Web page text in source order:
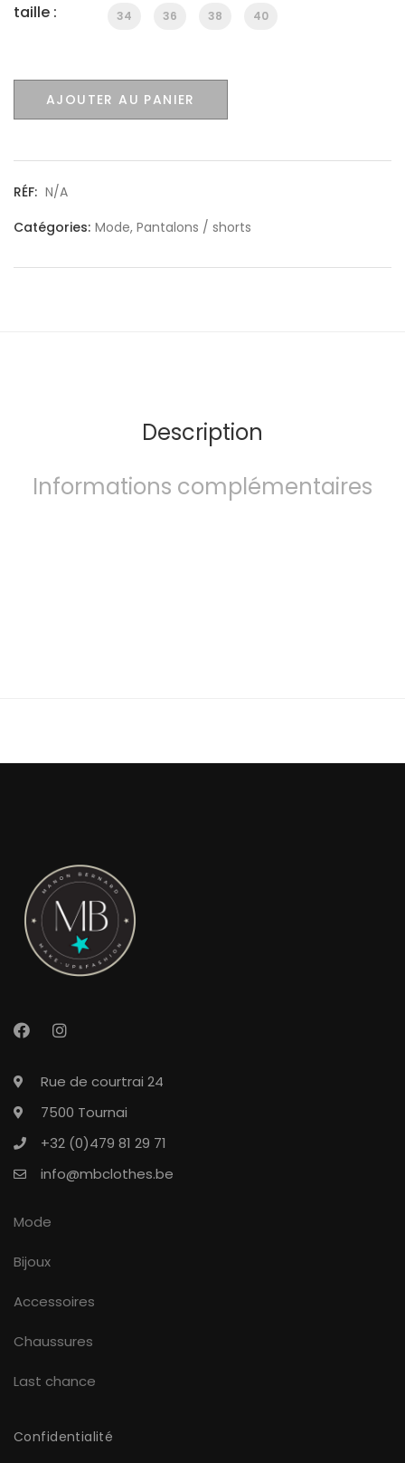
taille : 34 36 38 40
AJOUTER AU PANIER
RÉF: N/A
Catégories: Mode, Pantalons / shorts
Description
Informations complémentaires
Rue de courtrai 24
7500 Tournai
+32 (0)479 81 29 71
info@mbclothes.be
Mode
Bijoux
Accessoires
Chaussures
Last chance
Confidentialité